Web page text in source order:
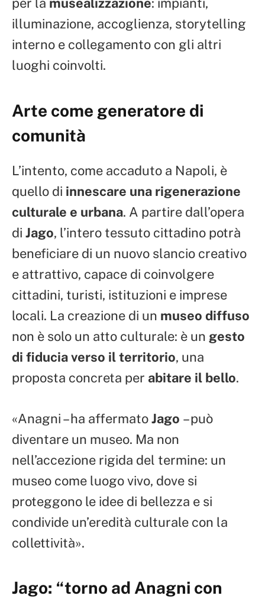
illuminazione, accoglienza, storytelling
interno e collegamento con gli altri
luoghi coinvolti.
Arte come generatore di
comunità
L’intento, come accaduto a Napoli, è
quello di innescare una rigenerazione
culturale e urbana. A partire dall’opera
di Jago, l’intero tessuto cittadino potrà
beneficiare di un nuovo slancio creativo
e attrattivo, capace di coinvolgere
cittadini, turisti, istituzioni e imprese
locali. La creazione di un museo diffuso
non è solo un atto culturale: è un gesto
di fiducia verso il territorio, una
proposta concreta per abitare il bello.
«Anagni – ha affermatoJago – può
diventare un museo. Ma non
nell’accezione rigida del termine: un
museo come luogo vivo, dove si
proteggono le idee di bellezza e si
condivide un’eredità culturale con la
collettività».
Jago: “torno ad Anagni con